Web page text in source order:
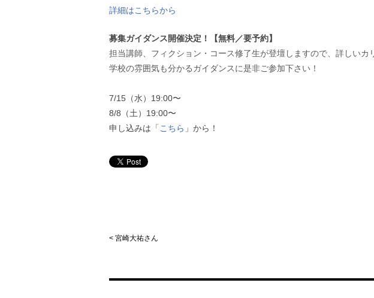
詳細はこちらから
募集ガイダンス開催決定！【無料／要予約】
担当講師、フィクション・コース修了生が登壇しますので、詳しいカ
学校の雰囲気も分かるガイダンスに是非ご参加下さい！
7/15（水）19:00〜
8/8（土）19:00〜
申し込みは「 こちら 」から！
< 宮崎大祐さん